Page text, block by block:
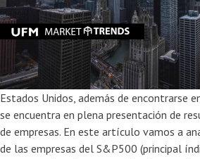
Estados Unidos, además de encontrarse
se encuentra en plena presentación de
de empresas. En este artículo vamos a
de las empresas del S&P500 (principal